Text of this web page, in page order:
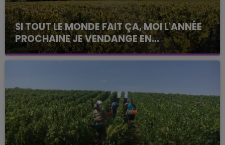
SI TOUT LE MONDE FAIT ÇA, MOI L'ANNÉE
PROCHAINE JE VENDANGE EN...
La vendange en Champagne a débuté ce jeudi 6
août dans la commune de Montgueux (Aube). Du